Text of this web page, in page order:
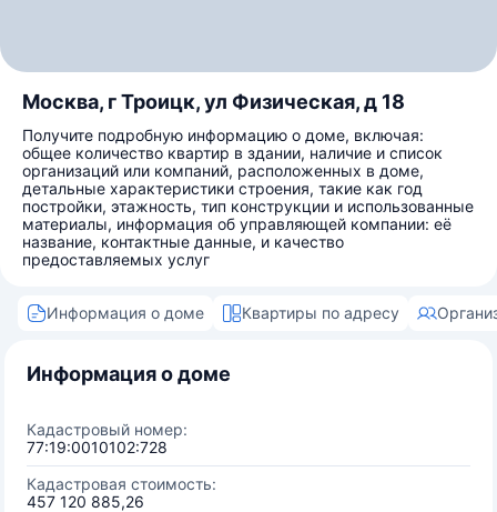
Москва, г Троицк, ул Физическая, д 18
Получите подробную информацию о доме, включая:
общее количество квартир в здании, наличие и список
организаций или компаний, расположенных в доме,
детальные характеристики строения, такие как год
постройки, этажность, тип конструкции и использованные
материалы, информация об управляющей компании: её
название, контактные данные, и качество
предоставляемых услуг
Информация о доме Квартиры по адресу
Информация о доме
Кадастровый номер:
77:19:0010102:728
Кадастровая стоимость:
457 120 885,26